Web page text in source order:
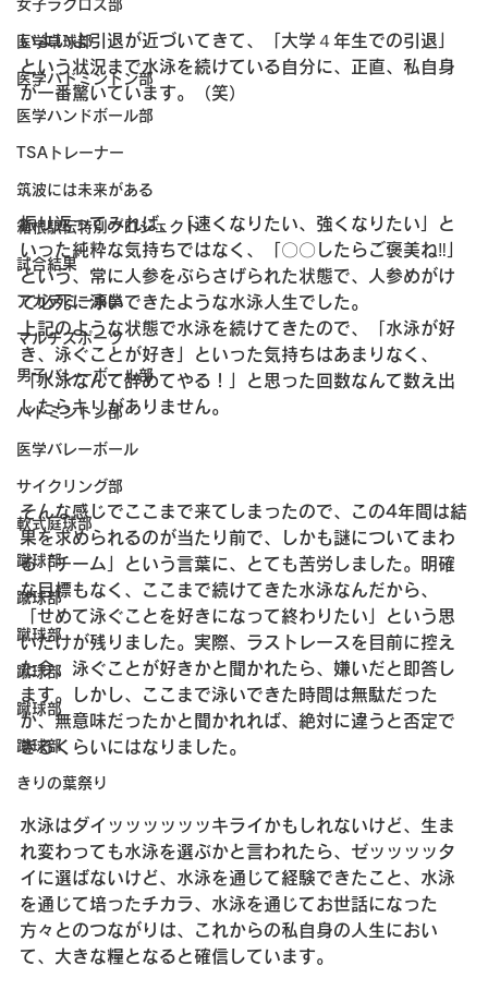
女子ラクロス部
医学卓球部
医学バドミントン部
医学ハンドボール部
TSAトレーナー
筑波には未来がある
箱根駅伝特別プロジェクト
試合結果
アカデミー事業
マルチスポーツ
男子バレーボール部
バドミントン部
医学バレーボール
サイクリング部
軟式庭球部
蹴球部
蹴球部
蹴球部
蹴球部
蹴球部
蹴球部
きりの葉祭り
いよいよ引退が近づいてきて、「大学４年生での引退」
という状況まで水泳を続けている自分に、正直、私自身
が一番驚いています。（笑）
振り返ってみれば、「速くなりたい、強くなりたい」と
いった純粋な気持ちではなく、「〇〇したらご褒美ね‼」
という、常に人参をぶらさげられた状態で、人参めがけ
て必死に泳いできたような水泳人生でした。
上記のような状態で水泳を続けてきたので、「水泳が好
き、泳ぐことが好き」といった気持ちはあまりなく、
「水泳なんて辞めてやる！」と思った回数なんて数え出
したらキリがありません。
そんな感じでここまで来てしまったので、この4年間は結
果を求められるのが当たり前で、しかも謎についてまわ
る「チーム」という言葉に、とても苦労しました。明確
な目標もなく、ここまで続けてきた水泳なんだから、
「せめて泳ぐことを好きになって終わりたい」という思
いだけが残りました。実際、ラストレースを目前に控え
た今、泳ぐことが好きかと聞かれたら、嫌いだと即答し
ます。しかし、ここまで泳いできた時間は無駄だった
か、無意味だったかと聞かれれば、絶対に違うと否定で
きるくらいにはなりました。
水泳はダイッッッッッッキライかもしれないけど、生ま
れ変わっても水泳を選ぶかと言われたら、ゼッッッッタ
イに選ばないけど、水泳を通じて経験できたこと、水泳
を通じて培ったチカラ、水泳を通じてお世話になった
方々とのつながりは、これからの私自身の人生におい
て、大きな糧となると確信しています。